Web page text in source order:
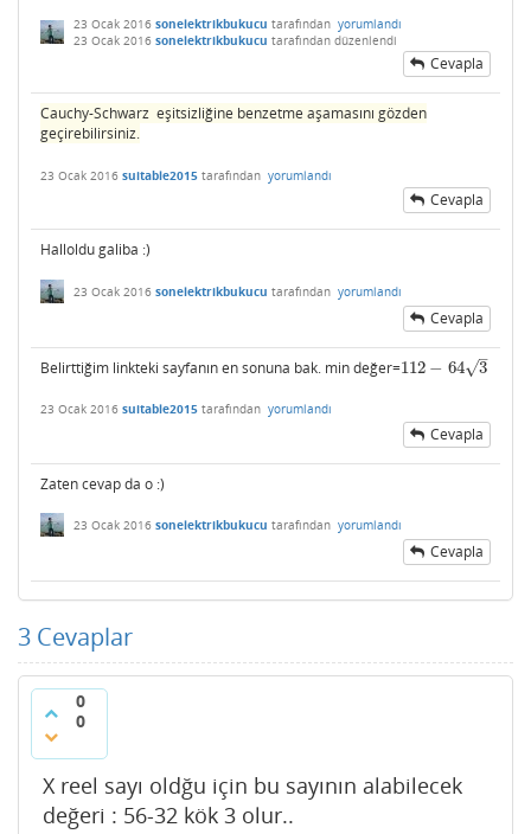
23 Ocak 2016 sonelektrikbukucu tarafından yorumlandı
23 Ocak 2016 sonelektrikbukucu tarafından düzenlendi
Cevapla
Cauchy-Schwarz eşitsizliğine benzetme aşamasını gözden
geçirebilirsiniz.
23 Ocak 2016 suitable2015 tarafından yorumlandı
Cevapla
Halloldu galiba :)
23 Ocak 2016 sonelektrikbukucu tarafından yorumlandı
Cevapla
Belirttiğim linkteki sayfanın en sonuna bak. min değer=112 − 64 3
–
√
112 −643
23 Ocak 2016 suitable2015 tarafından yorumlandı
Cevapla
Zaten cevap da o :)
23 Ocak 2016 sonelektrikbukucu tarafından yorumlandı
Cevapla
3 Cevaplar
0
0
X reel sayı oldğu için bu sayının alabilecek
değeri : 56-32 kök 3 olur..